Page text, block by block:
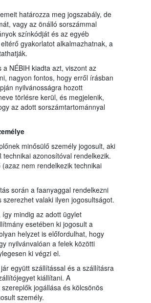
határozza meg jogszabály, de
vagy az önálló sorszámmal
színkódját és az egyéb
gyakorlatot alkalmazhatnak, a
NÉBIH kiadta azt, viszont az
nagyon fontos, hogy erről írásban
nyilvánosságra hozott
törlésre kerül, és megjelenik,
az adott sorszámtartománnyal
minősülő személy jogosult, aki
azonosítóval rendelkezik.
nem rendelkezik technikai
során a faanyaggal rendelkezni
valaki ilyen jogosultságot.
mindig az adott ügylet
esetében ki jogosult a
helyzet is előfordulhat, hogy
nyilvánvalóan a felek közötti
ki végzi el.
együtt szállítással és a szállításra
kiállítani. A
jogállása és kölcsönös
személy.